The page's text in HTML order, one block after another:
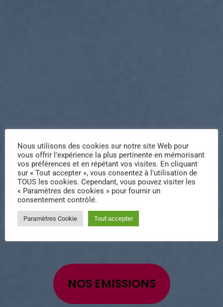
TOUS LES MUSIQUES
QUE VOUS AIMEZ
meilleure musique de vos groupes préférés des années 80,
NOS EMISSIONS
Nous utilisons des cookies sur notre site Web pour
vous offrir l'expérience la plus pertinente en mémorisant
vos préférences et en répétant vos visites. En cliquant
sur « Tout accepter », vous consentez à l'utilisation de
TOUS les cookies. Cependant, vous pouvez visiter les
« Paramètres des cookies » pour fournir un
consentement contrôlé.
Paramètres Cookie Tout accepter